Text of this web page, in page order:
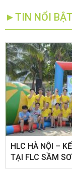
►TIN NỔI BẬT
HLC HÀ NỘI –
TẠI FLC SẦM